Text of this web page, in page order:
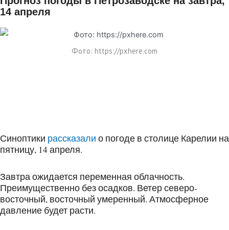
14 апреля
Фото: https://pxhere.com
Синоптики рассказали о погоде в столице Карелии на
пятницу, 14 апреля.
Завтра ожидается переменная облачность.
Преимущественно без осадков. Ветер северо-
восточный, восточный умеренный. Атмосферное
давление будет расти.